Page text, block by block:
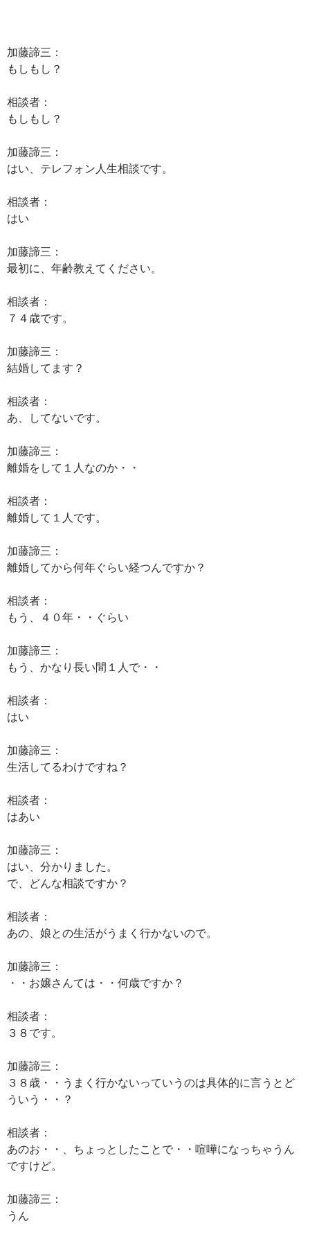
加藤諦三：
もしもし？
相談者：
もしもし？
加藤諦三：
はい、テレフォン人生相談です。
相談者：
はい
加藤諦三：
最初に、年齢教えてください。
相談者：
７４歳です。
加藤諦三：
結婚してます？
相談者：
あ、してないです。
加藤諦三：
離婚をして１人なのか・・
相談者：
離婚して１人です。
加藤諦三：
離婚してから何年ぐらい経つんですか？
相談者：
もう、４０年・・ぐらい
加藤諦三：
もう、かなり長い間１人で・・
相談者：
はい
加藤諦三：
生活してるわけですね？
相談者：
はあい
加藤諦三：
はい、分かりました。
で、どんな相談ですか？
相談者：
あの、娘との生活がうまく行かないので。
加藤諦三：
・・お嬢さんては・・何歳ですか？
相談者：
３８です。
加藤諦三：
３８歳・・うまく行かないっていうのは具体的に言うとど
ういう・・？
相談者：
あのお・・、ちょっとしたことで・・喧嘩になっちゃうん
ですけど。
加藤諦三：
うん